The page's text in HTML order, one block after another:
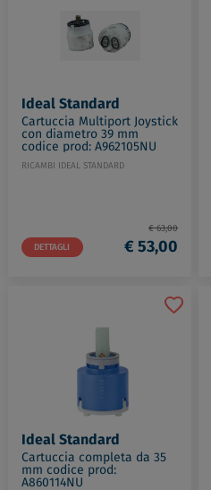
Ideal Standard
Cartuccia Multiport Joystick
con diametro 39 mm
codice prod: A962105NU
RICAMBI IDEAL STANDARD
DETTAGLI
€ 63,00
€ 53,00
Ideal Standard
Cartuccia completa da 35
mm codice prod:
A860114NU